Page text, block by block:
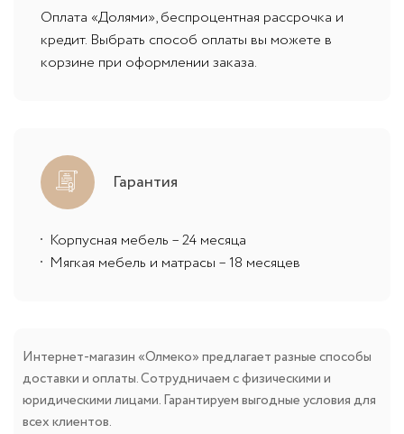
Оплата «Долями», беспроцентная рассрочка и
кредит. Выбрать способ оплаты вы можете в
корзине при оформлении заказа.
Гарантия
Корпусная мебель – 24 месяца
Мягкая мебель и матрасы – 18 месяцев
Интернет-магазин «Олмеко» предлагает разные способы
доставки и оплаты. Сотрудничаем с физическими и
юридическими лицами. Гарантируем выгодные условия для
всех клиентов.